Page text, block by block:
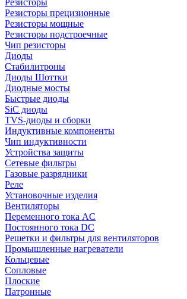
Резисторы
Резисторы прецизионные
Резисторы мощные
Резисторы подстроечные
Чип резисторы
Диоды
Стабилитроны
Диоды Шоттки
Диодные мосты
Быстрые диоды
SiC диоды
TVS-диоды и сборки
Индуктивные компоненты
Чип индуктивности
Устройства защиты
Сетевые фильтры
Газовые разрядники
Реле
Установочные изделия
Вентиляторы
Переменного тока AC
Постоянного тока DC
Решетки и фильтры для вентиляторов
Промышленные нагреватели
Кольцевые
Сопловые
Плоские
Патронные